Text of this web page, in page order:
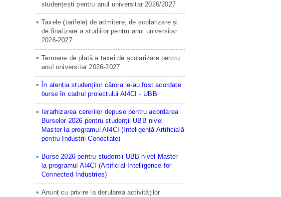
studențești pentru anul universitar 2026/2027
Taxele (tarifele) de admitere, de școlarizare și
de finalizare a studiilor pentru anul universitar
2026-2027
Termene de plată a taxei de școlarizare pentru
anul universitar 2026-2027
În atenția studenților cărora le-au fost acordate
burse în cadrul proiectului AI4CI - UBB
Ierarhizarea cererilor depuse pentru acordarea
Burselor 2026 pentru studenții UBB nivel
Master la programul AI4CI (Inteligență Artificială
pentru Industrii Conectate)
Burse 2026 pentru studentii UBB nivel Master
la programul AI4CI (Artificial Intelligence for
Connected Industries)
Anunț cu privire la derularea activităților